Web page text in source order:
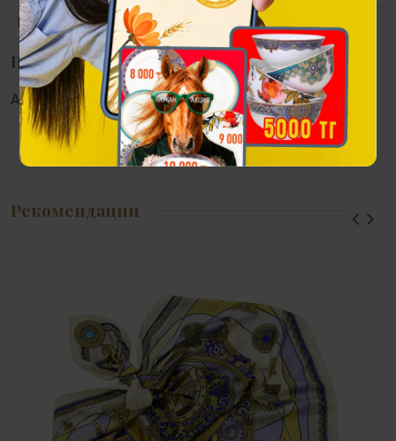
Размер
130х220 см
Наличие в магазинах
Алматы: Астана: Атырау: Актау:
Рекомендации